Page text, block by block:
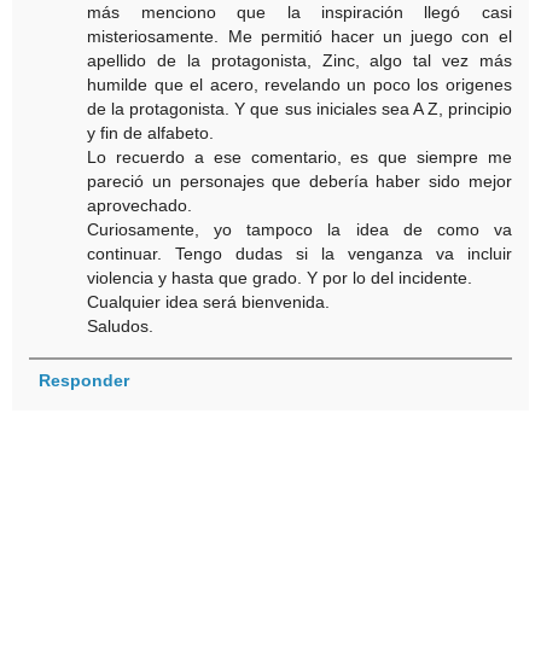
más menciono que la inspiración llegó casi
misteriosamente. Me permitió hacer un juego con el
apellido de la protagonista, Zinc, algo tal vez más
humilde que el acero, revelando un poco los origenes
de la protagonista. Y que sus iniciales sea A Z, principio
y fin de alfabeto.
Lo recuerdo a ese comentario, es que siempre me
pareció un personajes que debería haber sido mejor
aprovechado.
Curiosamente, yo tampoco la idea de como va
continuar. Tengo dudas si la venganza va incluir
violencia y hasta que grado. Y por lo del incidente.
Cualquier idea será bienvenida.
Saludos.
Responder